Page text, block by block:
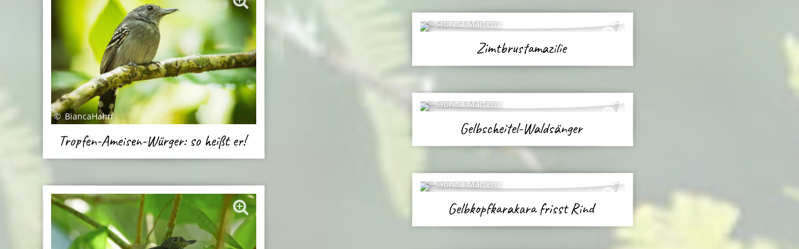
BiancaHahn
Tropfen-Ameisen-Würger: so heißt er!
Sabrina Martens
Zimtbrustamazilie
Sabrina Martens
Gelbscheitel-Waldsänger
Sabrina Martens
Gelbkopfkarakara frisst Rind